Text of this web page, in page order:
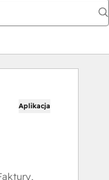
Aplikacja